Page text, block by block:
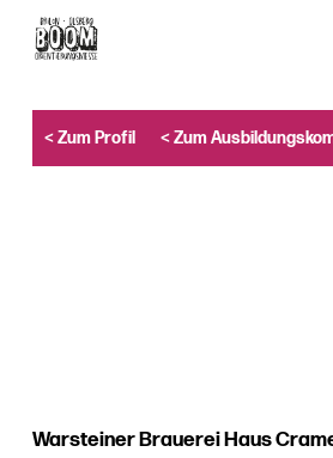
content
< Zum Profil < Zum
Warsteiner Brauerei Haus